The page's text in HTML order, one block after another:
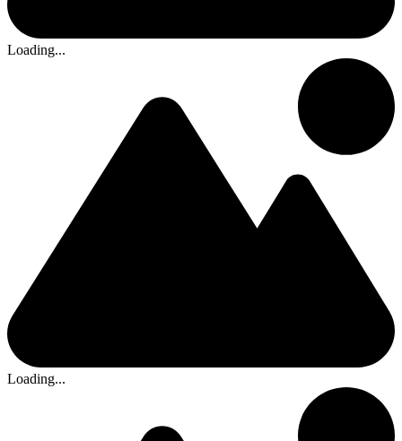
Loading...
Loading...